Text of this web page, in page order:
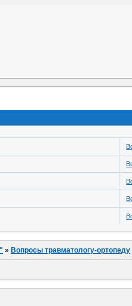
» Вопросы травматологу-ортопеду